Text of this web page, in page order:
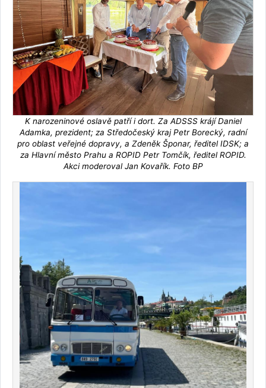
K narozeninové oslavě patří i dort. Za ADSSS krájí Daniel
Adamka, prezident; za Středočeský kraj Petr Borecký, radní
pro oblast veřejné dopravy, a Zdeněk Šponar, ředitel IDSK; a
za Hlavní město Prahu a ROPID Petr Tomčík, ředitel ROPID.
Akci moderoval Jan Kovařík. Foto BP